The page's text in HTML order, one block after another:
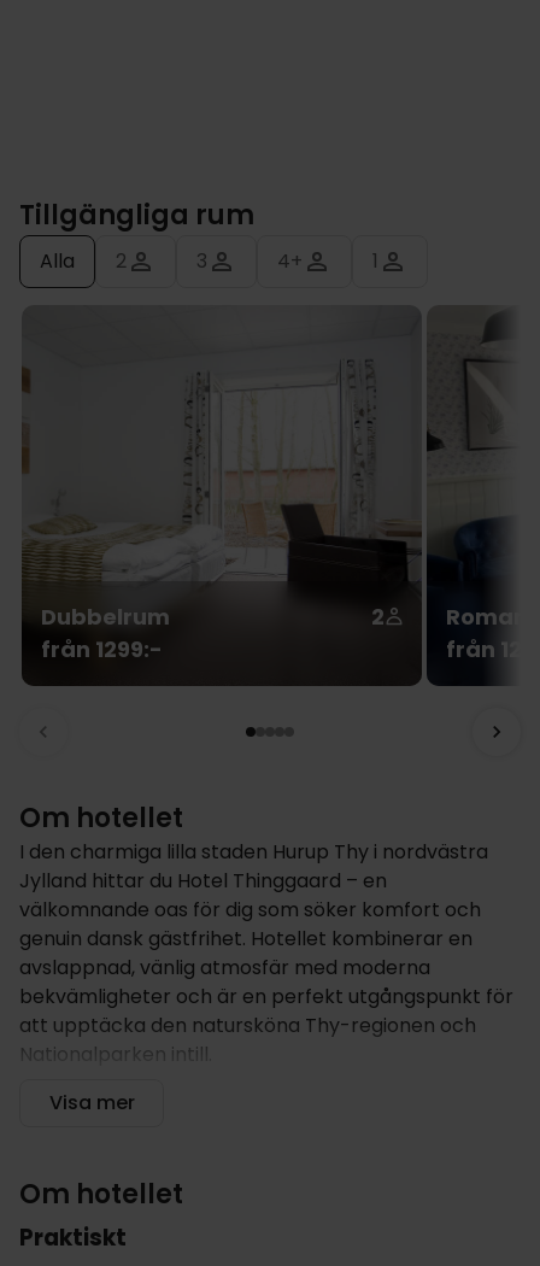
Tillgängliga rum
Alla 2 3 4+ 1
Dubbelrum
2
från 1299:-
från
Om hotellet
I den charmiga lilla staden Hurup Thy i nordvästra
Jylland hittar du Hotel Thinggaard – en
välkomnande oas för dig som söker komfort och
genuin dansk gästfrihet. Hotellet kombinerar en
avslappnad, vänlig atmosfär med moderna
bekvämligheter och är en perfekt utgångspunkt för
att upptäcka den natursköna Thy-regionen och
Nationalparken intill.
Hotellet erbjuder
Börja dagen med en generös frukost och njut av
regionala rätter i restaurangen, som är känd för sitt
Visa mer
Om hotellet
Praktiskt